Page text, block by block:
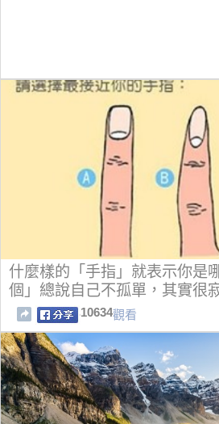
什麼樣的「手指」就表示你是
個」總說自己不孤單，其實很
10634觀看